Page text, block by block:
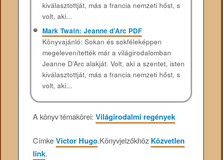
kiválasztottját, más a francia nemzeti hőst, s
volt, aki...
Mark Twain: Jeanne d’Arc PDF
Könyvajánló: Sokan és sokféleképpen
megelevenítették már a világirodalomban
Jeanne D’Arc alakját. Volt, aki a szentet, isten
kiválasztottját, más a francia nemzeti hőst, s
volt, aki...
A könyv témakörei:Világirodalmi regények
CímkeVictor Hugo.Könyvjelzőkhöz Közvetlen
link.